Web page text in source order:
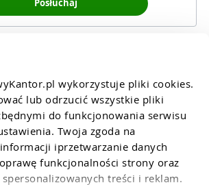
wykorzystuje pliki cookies.
lub odrzucić wszystkie pliki
do funkcjonowania serwisu
Twoja zgoda na
iprzetwarzanie danych
funkcjonalności strony oraz
treści i reklam.
Posłuchaj